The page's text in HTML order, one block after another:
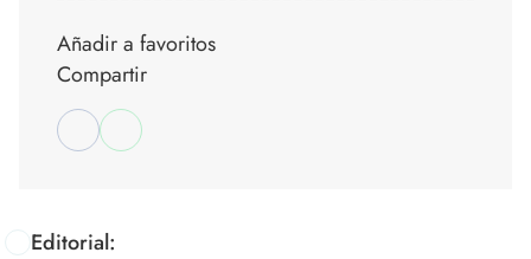
Editorial:
Añadir a favoritos
Compartir